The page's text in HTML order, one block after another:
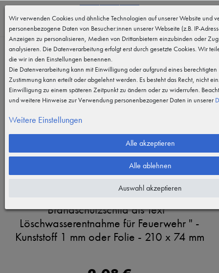
MENÜ 0
Vergrößern durch berühren
Brandschutzschild als Text "
Löschwasserentnahme für Feuerwehr " -
Kunststoff 1 mm oder Folie - 210 x 74 mm
Wir verwenden Cookies und ähnliche Technologien auf unserer Website und
personenbezogene Daten von Besucher:innen unserer Webseite (z.B. IP-
Anzeigen zu personalisieren, Medien von Drittanbietern einzubinden oder
analysieren. Die Datenverarbeitung erfolgt erst durch gesetzte Cookies. Wir
die wir in den Einstellungen benennen.
Die Datenverarbeitung kann mit Einwilligung oder aufgrund eines berechtigten
Zustimmung kann erteilt oder abgelehnt werden. Es besteht das Recht, nicht
Einwilligung zu einem späteren Zeitpunkt zu ändern oder zu widerrufen.
und weitere Hinweise zur Verwendung personenbezogener Daten in unserer
Weitere Einstellungen
Alle akzeptieren
Alle ablehnen
Auswahl akzeptieren